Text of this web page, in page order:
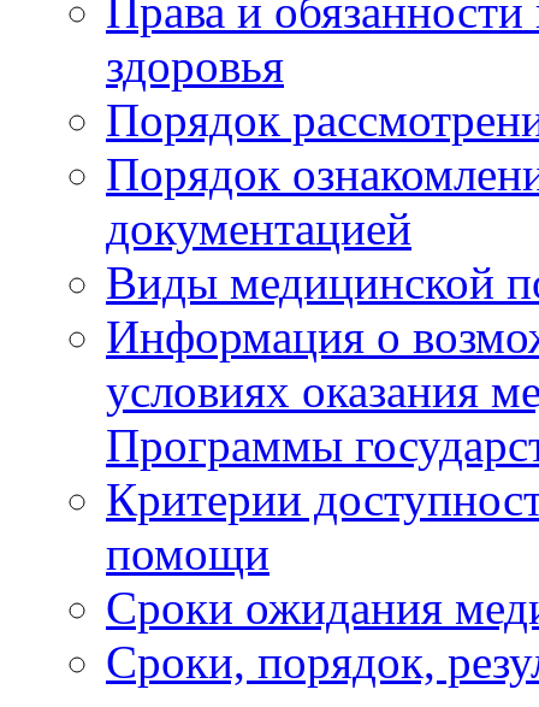
Права и
здоровья
Порядок
Порядок
документацией
Виды медицинской
Информация о
условиях оказания
Программы
Критерии
помощи
Сроки ожидания
Сроки, порядок,